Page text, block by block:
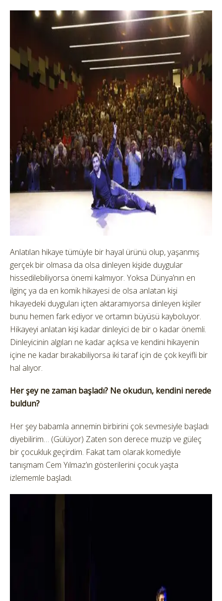
Anlatılan hikaye tümüyle bir hayal ürünü olup, yaşanmış
gerçek bir olmasa da olsa dinleyen kişide duygular
hissedilebiliyorsa önemi kalmıyor. Yoksa Dünya’nın en
ilginç ya da en komik hikayesi de olsa anlatan kişi
hikayedeki duyguları içten aktaramıyorsa dinleyen kişiler
bunu hemen fark ediyor ve ortamın büyüsü kayboluyor.
Hikayeyi anlatan kişi kadar dinleyici de bir o kadar önemli.
Dinleyicinin algıları ne kadar açıksa ve kendini hikayenin
içine ne kadar bırakabiliyorsa iki taraf için de çok keyifli bir
hal alıyor.
Her şey ne zaman başladı? Ne okudun, kendini nerede
buldun?
Her şey babamla annemin birbirini çok sevmesiyle başladı
diyebilirim… (Gülüyor) Zaten son derece muzip ve güleç
bir çocukluk geçirdim. Fakat tam olarak komediyle
tanışmam Cem Yılmaz’ın gösterilerini çocuk yaşta
izlememle başladı.